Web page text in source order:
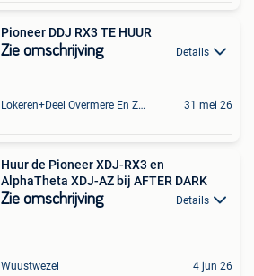
Pioneer DDJ RX3 TE HUUR
Zie omschrijving Details
Lokeren+Deel Overmere En Zele 31 mei 26
Huur de Pioneer XDJ-RX3 en
AlphaTheta XDJ-AZ bij AFTER DARK
Zie omschrijving Details
Wuustwezel 4 jun 26